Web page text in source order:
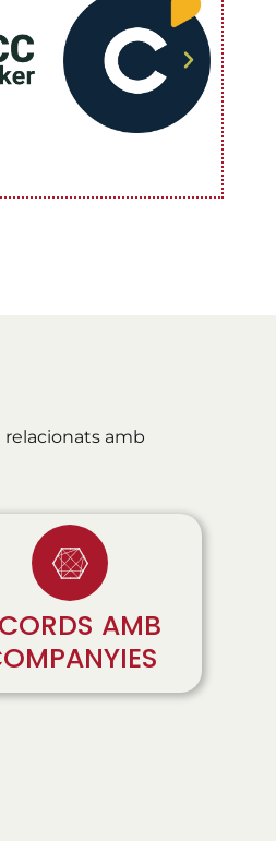
relacionats amb
AMB